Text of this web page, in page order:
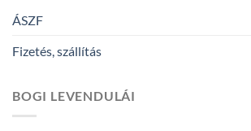
ÁSZF
Fizetés, szállítás
BOGI LEVENDULÁI